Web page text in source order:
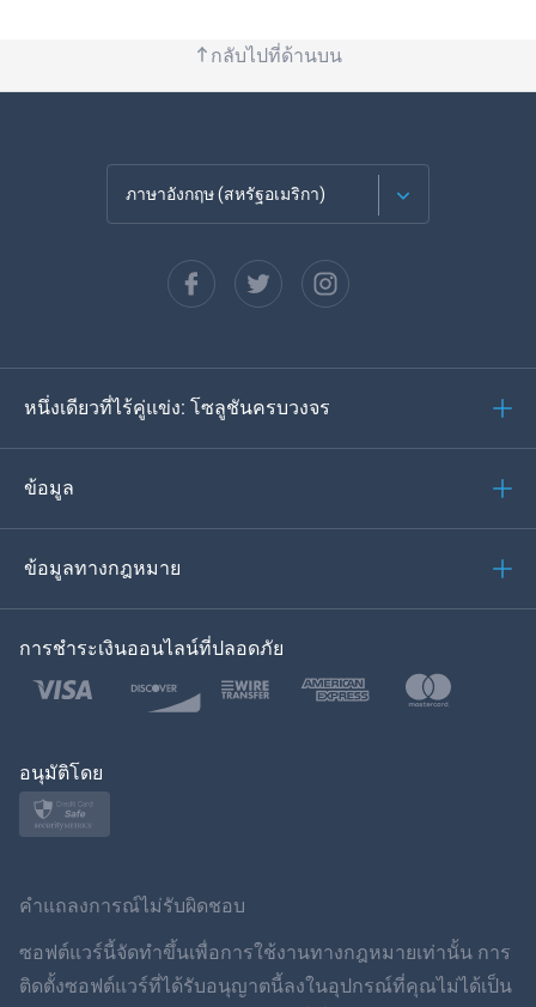
กลับไปที่ด้านบน
ภาษาอังกฤษ (สหรัฐอเมริกา)
Español
ภาษาเยอรมัน
โปรตุเกส
ภาษาไทย
โปแลนด์
ภาษาไทย
หนึ่งเดียวที่ไร้คู่แข่ง: โซลูชันครบวงจร
ข้อมูล
ข้อมูลทางกฎหมาย
การชำระเงินออนไลน์ที่ปลอดภัย
อนุมัติโดย
คำแถลงการณ์ไม่รับผิดชอบ
ซอฟต์แวร์นี้จัดทำขึ้นเพื่อการใช้งานทางกฎหมายเท่านั้น การ
ติดตั้งซอฟต์แวร์ที่ได้รับอนุญาตนี้ลงในอุปกรณ์ที่คุณไม่ได้เป็น